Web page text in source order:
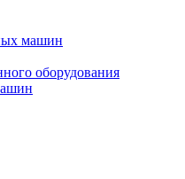
машин
оборудования